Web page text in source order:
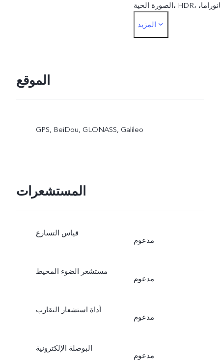
الصورة الحية، HDR، بانوراما،
الخلفية (كاميرا أمامية )،
المزيد
الموقع
GPS, BeiDou, GLONASS, Galileo
المستشعرات
قياس التسارع
مدعوم
مستشعر الضوء المحيط
مدعوم
أداة استشعار التقارب
مدعوم
البوصلة الإلكترونية
مدعوم